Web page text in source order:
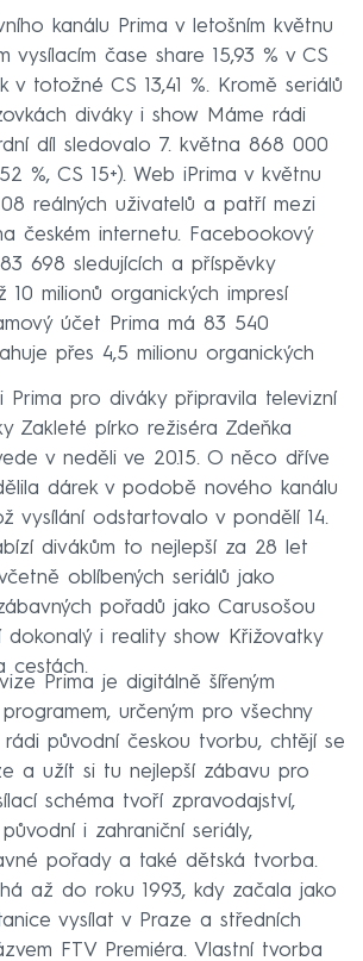
kanálu Prima v letošním květnu
vysílacím čase share 15,93 % v CS
v totožné CS 13,41 %. Kromě seriálů
diváky i show Máme rádi
díl sledovalo 7. května 868 000
%, CS 15+). Web iPrima v květnu
reálných uživatelů a patří mezi
českém internetu. Facebookový
698 sledujících a příspěvky
10 milionů organických impresí
účet Prima má 83 540
přes 4,5 milionu organických
Prima pro diváky připravila televizní
Zakleté pírko režiséra Zdeňka
v neděli ve 20.15. O něco dříve
dárek v podobě nového kanálu
vysílání odstartovalo v pondělí 14.
divákům to nejlepší za 28 let
oblíbených seriálů jako
pořadů jako Carusošou
i reality show Křižovatky
cestách.
Prima je digitálně šířeným
určeným pro všechny
rádi původní českou tvorbu, chtějí se
a užít si tu nejlepší zábavu pro
schéma tvoří zpravodajství,
původní i zahraniční seriály,
pořady a také dětská tvorba.
až do roku 1993, kdy začala jako
vysílat v Praze a středních
FTV Premiéra. Vlastní tvorba